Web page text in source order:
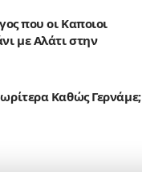
που οι Καποιοι
με Αλάτι στην
Καθώς Γερνάμε;